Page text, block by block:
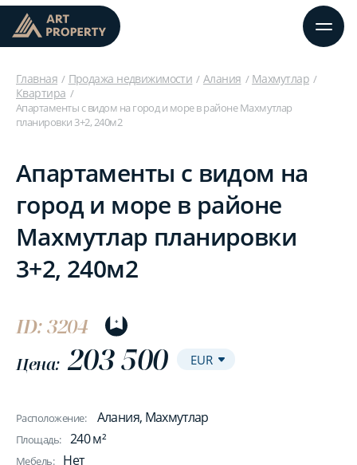
Главная Продажа недвижимости Алания
Махмутлар
Квартира
Апартаменты с видом на город и море в районе Махмутлар
планировки 3+2, 240м2
Апартаменты с видом на
город и море в районе
Махмутлар планировки
3+2, 240м2
ID: 3204
Цена: 203 500
Расположение: Алания, Махмутлар
Площадь: 240 м²
Мебель: Нет